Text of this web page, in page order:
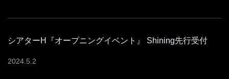
シアターH『オープニングイベント』 Shining先行受付
2024 5 2